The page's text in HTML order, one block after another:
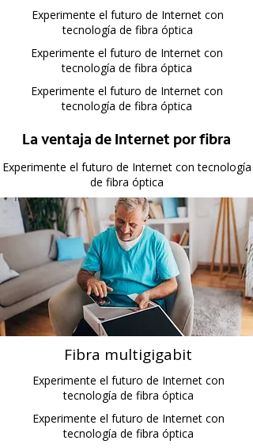
Experimente el futuro de Internet con
tecnología de fibra óptica
Experimente el futuro de Internet con
tecnología de fibra óptica
Experimente el futuro de Internet con
tecnología de fibra óptica
La ventaja de Internet por fibra
Experimente el futuro de Internet con tecnología
de fibra óptica
Fibra multigigabit
Experimente el futuro de Internet con
tecnología de fibra óptica
Experimente el futuro de Internet con
tecnología de fibra óptica